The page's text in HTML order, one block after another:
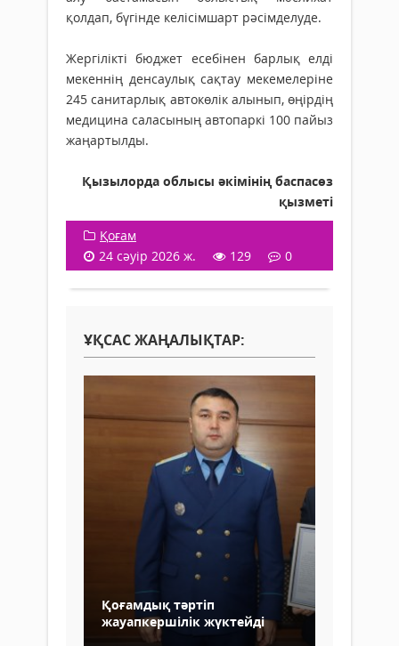
қолдап, бүгінде келісімшарт рәсімделуде.
Жергілікті бюджет есебінен барлық елді
мекеннің денсаулық сақтау мекемелеріне
245 санитарлық автокөлік алынып, өңірдің
медицина саласының автопаркі 100 пайыз
жаңартылды.
Қызылорда облысы әкімінің баспасөз
қызметі
Қоғам
24 сәуір 2026 ж.
129 0
ҰҚСАС ЖАҢАЛЫҚТАР:
Қоғамдық тәртіп
жауапкершілік жүктейді